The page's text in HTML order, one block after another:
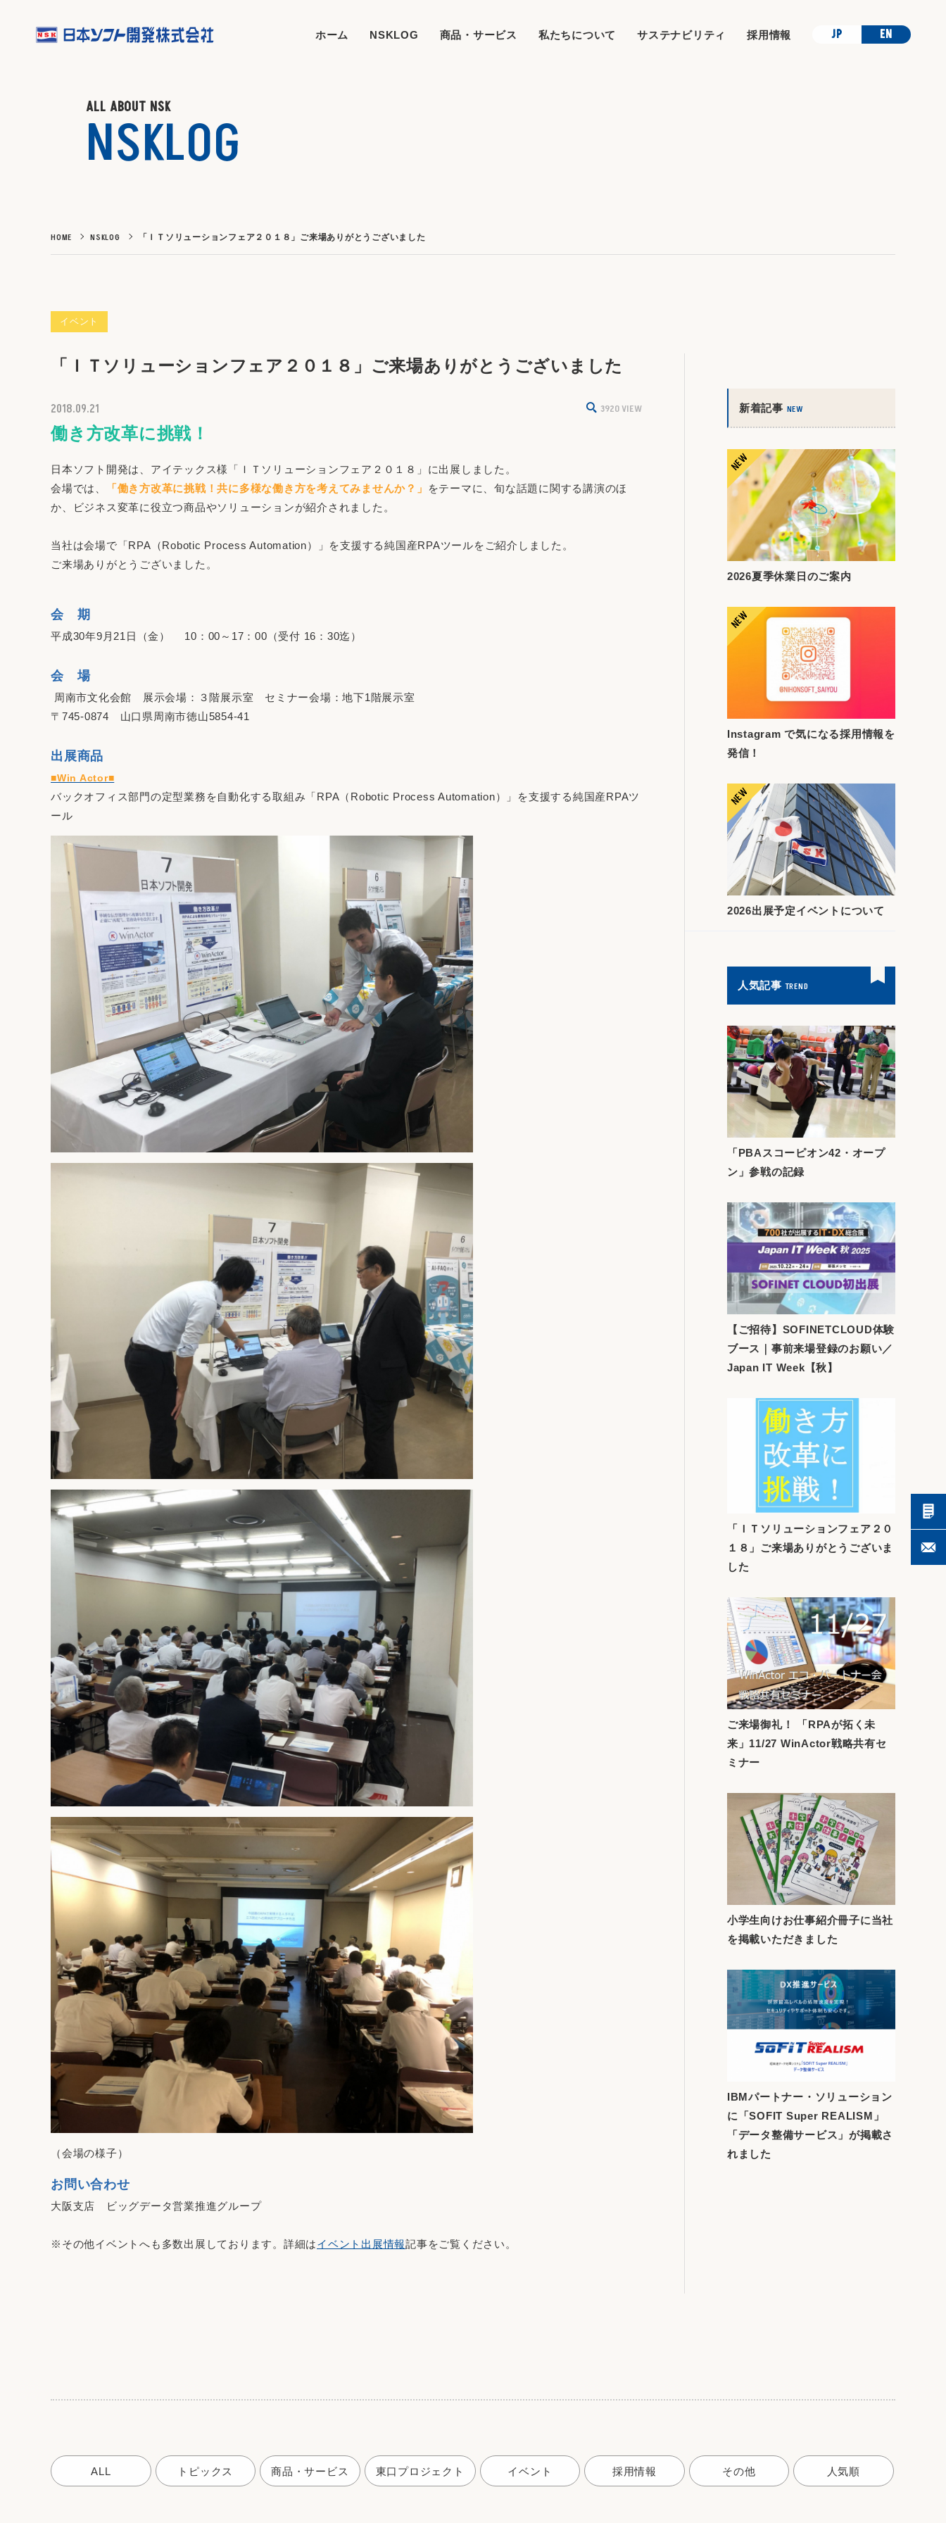
ホーム NSKLOG 商品・サービス 私たちについて サステナビリティ 採用情報 JP EN
ALL ABOUT NSK
NSKLOG
HOME NSKLOG 「ＩＴソリューションフェア２０１８」ご来場ありがとうございました
イベント
「ＩＴソリューションフェア２０１８」ご来場ありがとうございました
2018.09.21 3920VIEW
働き方改革に挑戦！
日本ソフト開発は、アイテックス様「ＩＴソリューションフェア２０１８」に出展しました。
会場では、
「働き方改革に挑戦！共に多様な働き方を考えてみませんか？」
をテーマに、旬な話題に関する講演のほ
か、ビジネス変革に役立つ商品やソリューションが紹介されました。
当社は会場で「RPA（Robotic Process Automation）」を支援する純国産RPAツールをご紹介しました。
ご来場ありがとうございました。
会 期
平成30年9月21日（金） 10：00～17：00（受付 16：30迄）
会 場
周南市文化会館 展示会場：３階展示室 セミナー会場：地下1階展示室
〒745-0874 山口県周南市徳山5854-41
出展商品
■Win Actor■
バックオフィス部門の定型業務を自動化する取組み「RPA（Robotic Process Automation）」を支援する純国産RPAツ
ール
（会場の様子）
お問い合わせ
大阪支店 ビッグデータ営業推進グループ
※その他イベントへも多数出展しております。詳細はイベント出展情報記事をご覧ください。
新着記事 NEW
2026夏季休業日のご案内
Instagram で気になる採用情報を
発信！
2026出展予定イベントについて
人気記事TREND
「PBAスコーピオン42・オープ
ン」参戦の記録
【ご招待】SOFINETCLOUD体験
ブース｜事前来場登録のお願い／
Japan IT Week【秋】
「ＩＴソリューションフェア２０
１８」ご来場ありがとうございま
した
ご来場御礼！ 「RPAが拓く未
来」11/27 WinActor戦略共有セ
ミナー
小学生向けお仕事紹介冊子に当社
を掲載いただきました
IBMパートナー・ソリューション
に「SOFIT Super REALISM」
「データ整備サービス」が掲載さ
れました
ALL トピックス 商品・サービス 東口プロジェクト イベント 採用情報 その他 人気順